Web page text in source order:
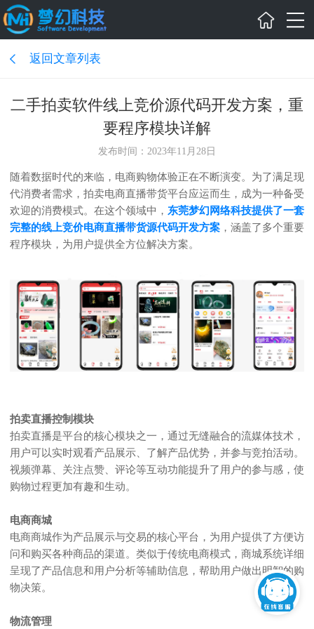
返回文章列表
二手拍卖软件线上竞价源代码开发方案，重
要程序模块详解
发布时间：2023年11月28日
随着数据时代的来临，电商购物体验正在不断演变。为了满足现
代消费者需求，拍卖电商直播带货平台应运而生，成为一种备受
欢迎的消费模式。在这个领域中， 东莞梦幻网络科技提供了一套
完整的线上竞价电商直播带货源代码开发方案 ，涵盖了多个重要
程序模块，为用户提供全方位解决方案。
拍卖直播控制模块
拍卖直播是平台的核心模块之一，通过无缝融合的流媒体技术，
用户可以实时观看产品展示、了解产品优势，并参与竞拍活动。
视频弹幕、关注点赞、评论等互动功能提升了用户的参与感，使
购物过程更加有趣和生动。
电商商城
电商商城作为产品展示与交易的核心平台，为用户提供了方便访
问和购买各种商品的渠道。类似于传统电商模式，商城系统详细
呈现了产品信息和用户分析等辅助信息，帮助用户做出明智的购
物决策。
物流管理